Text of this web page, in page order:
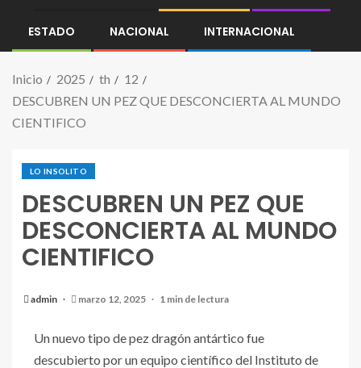
ESTADO NACIONAL INTERNACIONAL
Inicio 2025 th
12
DESCUBREN UN PEZ QUE DESCONCIERTA AL MUNDO
CIENTIFICO
LO INSOLITO
DESCUBREN UN PEZ QUE
DESCONCIERTA AL MUNDO
CIENTIFICO
admin marzo 12, 2025 1 min de lectura
Un nuevo tipo de pez dragón antártico fue
descubierto por un equipo científico del Instituto de